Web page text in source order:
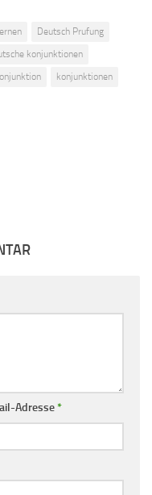
Deutsch Prufung
konjunktionen
konjunktionen
Adresse*